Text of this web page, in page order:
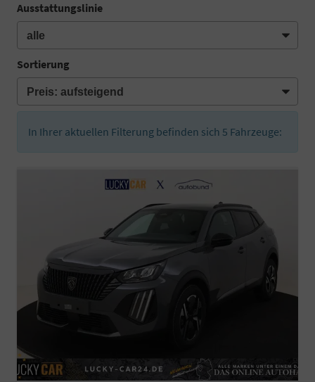
Ausstattungslinie
Sortierung
In Ihrer aktuellen Filterung befinden sich 5 Fahrzeuge: